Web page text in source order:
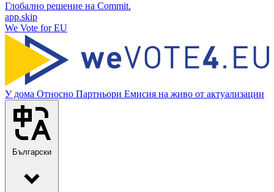
Глобално решение на Commit.
app.skip
We Vote for EU
У дома Относно Партньори Емисия на живо от актуализации
Български